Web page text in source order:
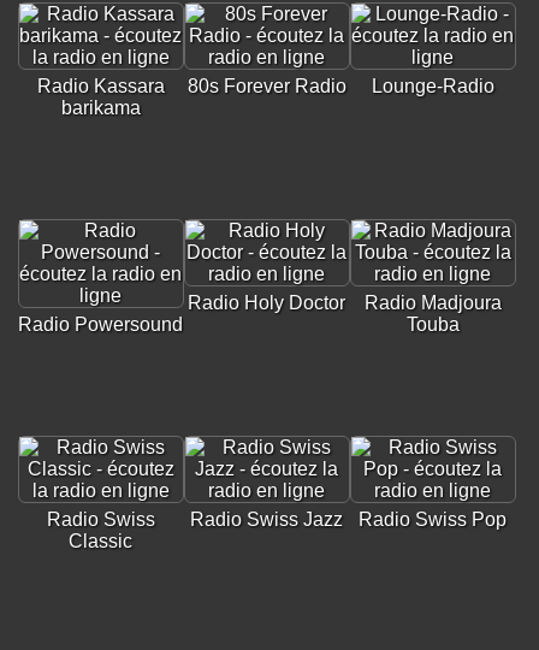
Radio Kassara
barikama
80s Forever Radio Lounge-Radio
Radio Powersound
Radio Holy Doctor
Radio Madjoura
Touba
Radio Swiss
Classic
Radio Swiss Jazz Radio Swiss Pop